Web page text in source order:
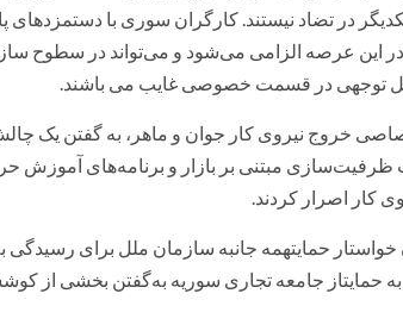
در تضاد نیستند. کارگران سوری با دستمزدهای
این عرصه الزامی می‌شود و می‌تواند در سطوح
توجهی در قسمت خصوصی غایب می باشند.
خروج نیروی کار جوان و ماهر، به گفتن یک
ظرفیت‌سازی مبتنی بر بازار و برنامه‌های آموزش
کار اصرار کردند.
حمایتهمه جانبه سازمان ملل برای
حمایتاز جامعه تجاری سوریه به‌گفتن بخشی از